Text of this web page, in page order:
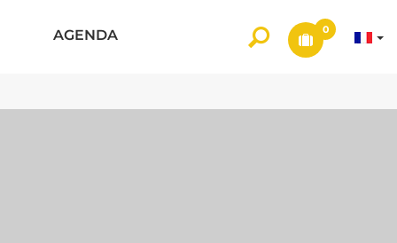
AGENDA 0